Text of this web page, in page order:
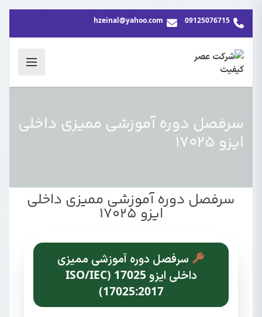
09125076715
hzeinal@yahoo.com
سرفصل دوره آموزشی ممیزی داخلی
ایزو 17025
سرفصل دوره آموزشی ممیزی داخلی
ایزو 17025
سرفصل دوره آموزشی ممیزی
داخلی ایزو 17025 (ISO/IEC
17025:2017)